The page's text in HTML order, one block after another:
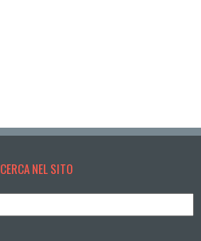
CERCA NEL SITO